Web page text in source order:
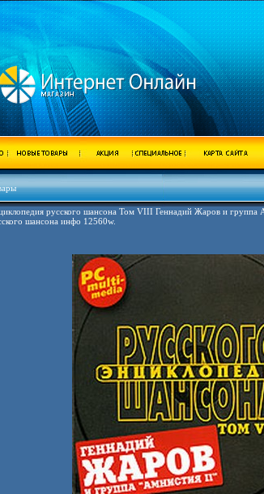
русского шансона Том VIII Геннадий Жаров и группа
шансона инфо 12560w.